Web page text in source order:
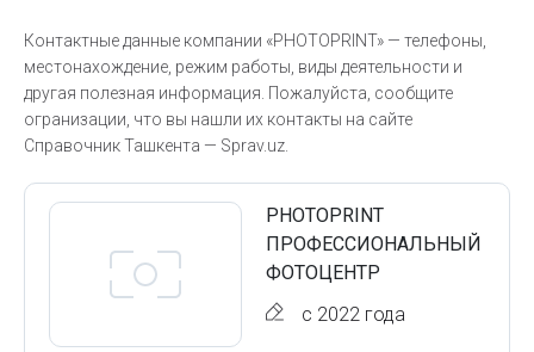
Контактные данные компании «PHOTOPRINT» — телефоны,
местонахождение, режим работы, виды деятельности и
другая полезная информация. Пожалуйста, сообщите
огранизации, что вы нашли их контакты на сайте
Справочник Ташкента — Sprav.uz.
PHOTOPRINT
ПРОФЕССИОНАЛЬНЫЙ
ФОТОЦЕНТР
с 2022 года